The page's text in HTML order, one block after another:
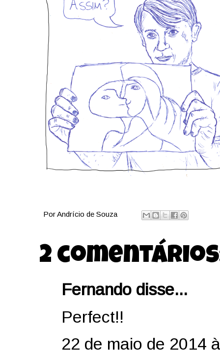
PorAndrício de Souza
2
Fernando disse...
Perfect!!
22 de maio de 2014